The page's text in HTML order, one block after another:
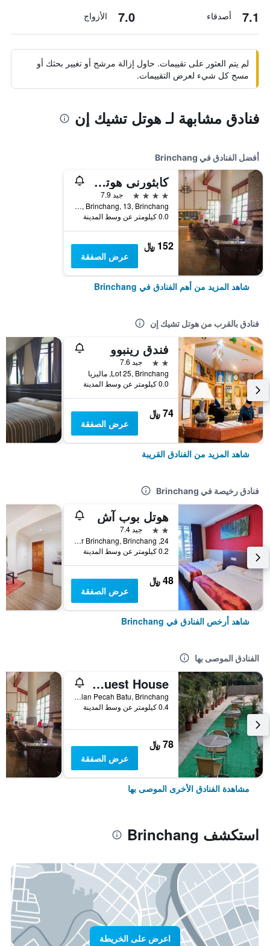
7.1
أصدقاء 7.0 الأزواج
لم يتم العثور على تقييمات. حاول إزالة مرشح أو تغيير بحثك أو
مسح كل شيء لعرض التقييمات.
فنادق مشابهة لـ هوتل تشيك إن
أفضل الفنادق في Brinchang
كابثورنى هوتل كاميرون هايلاندس
4 نجوم
جيد 7.9
Kea Farm, Brinchang, 13, Brinchang, ماليزيا
0.0 كيلومتر عن وسط المدينة
152 ﷼
عرض الصفقة
شاهد المزيد من أهم الفنادق في Brinchang
فنادق بالقرب من هوتل تشيك إن
فندق رينبوو
2 نجمتين
جيد 7.6
Lot 25, Brinchang, ماليزيا
0.0 كيلومتر عن وسط المدينة
74 ﷼
عرض الصفقة
شاهد المزيد من الفنادق القريبة
فنادق رخيصة في Brinchang
هوتل بوب آش
2 نجمتين
جيد 7.4
24, Tingkat 1, Jalan Bandar Brinchang, Brinchang, ماليزيا
0.2 كيلومتر عن وسط المدينة
48 ﷼
عرض الصفقة
شاهد أرخص الفنادق في Brinchang
الفنادق الموصى بها
Sam Jade Guest House
No.128, Jalan Pecah Batu, Brinchang, ماليزيا
0.4 كيلومتر عن وسط المدينة
78 ﷼
عرض الصفقة
مشاهدة الفنادق الأخرى الموصى بها
استكشف Brinchang
اعرض على الخريطة